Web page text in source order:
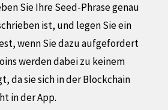
Sie Ihre Seed-Phrase genau
ist, und legen Sie ein
wenn Sie dazu aufgefordert
werden dabei zu keinem
da sie sich in der Blockchain
in der App.